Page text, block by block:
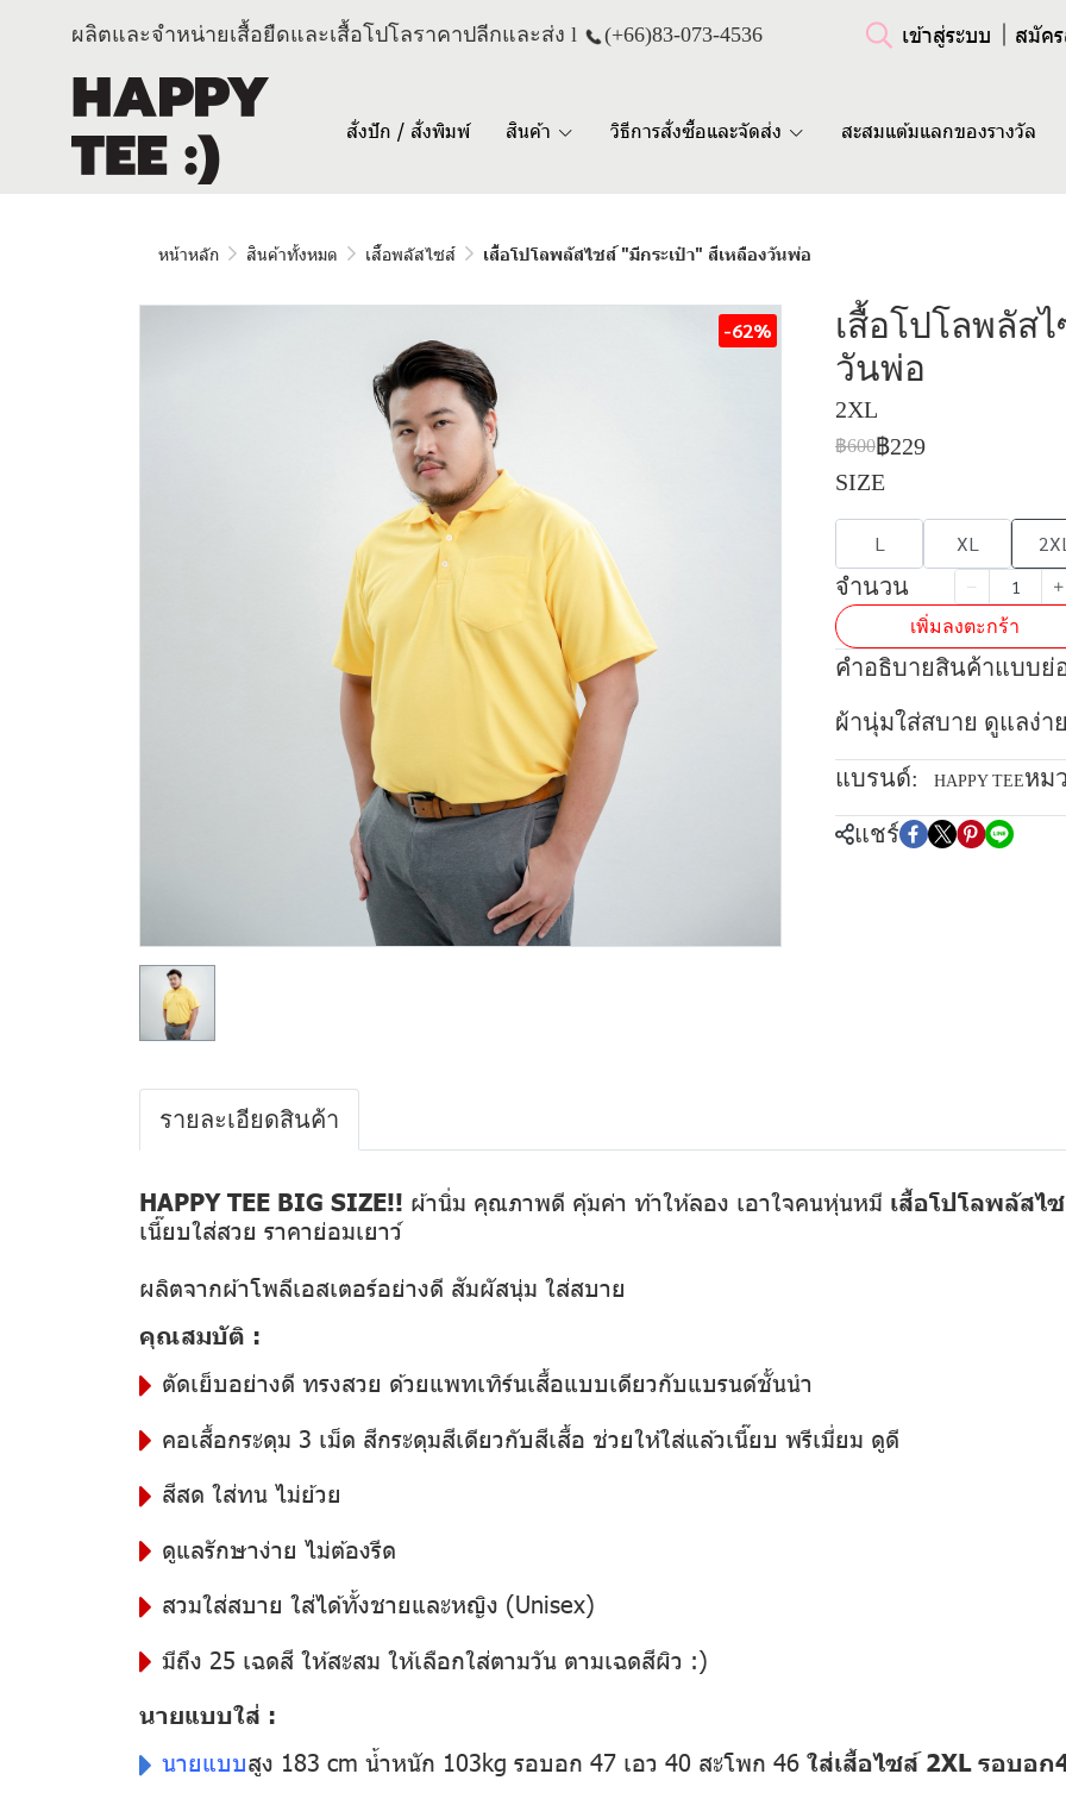
ผลิตและจำหน่ายเสื้อยืดและเสื้อโปโลราคาปลีกและส่ง l (+66)83-073-4536 เข้าสู่ระบบ สมัค
สั่งปัก / สั่งพิมพ์ สินค้า วิธีการสั่งซื้อและจัดส่ง สะสมแต้มแลกของรางวัล
หน้าหลัก สินค้าทั้งหมด เสื้อพลัสไซส์ เสื้อโปโลพลัสไซส์ "มีกระเป๋า" สีเหลืองวันพ่อ
-62%
เสื้อโปโลพลัส
วันพ่อ
2XL
฿600฿229
SIZE
L XL
จำนวน
เพิ่มลงตะกร้า
คำอธิบายสินค้าแบบย่
ผ้านุ่มใส่สบาย ดูแลง่า
แบรนด์: HAPPY TEEหม
แชร์
รายละเอียดสินค้า
HAPPY TEE BIG SIZE!! ผ้านิ่ม คุณภาพดี คุ้มค่า ท้าให้ลอง เอาใจคนหุ่นหมี เสื้อโปโลพลัสไ
เนี๊ยบใส่สวย ราคาย่อมเยาว์
ผลิตจากผ้าโพลีเอสเตอร์อย่างดี สัมผัสนุ่ม ใส่สบาย
คุณสมบัติ :
ตัดเย็บอย่างดี ทรงสวย ด้วยแพทเทิร์นเสื้อแบบเดียวกับแบรนด์ชั้นนำ
คอเสื้อกระดุม 3 เม็ด สีกระดุมสีเดียวกับสีเสื้อ ช่วยให้ใส่แล้วเนี๊ยบ พรีเมี่ยม ดูดี
สีสด ใส่ทน ไม่ย้วย
ดูแลรักษาง่าย ไม่ต้องรีด
สวมใส่สบาย ใส่ได้ทั้งชายและหญิง (Unisex)
มีถึง 25 เฉดสี ให้สะสม ให้เลือกใส่ตามวัน ตามเฉดสีผิว :)
นายแบบใส่ :
นายแบบสูง 183 cm น้ำหนัก 103kg รอบอก 47 เอว 40 สะโพก 46 ใส่เสื้อไซส์ 2XL รอบอ